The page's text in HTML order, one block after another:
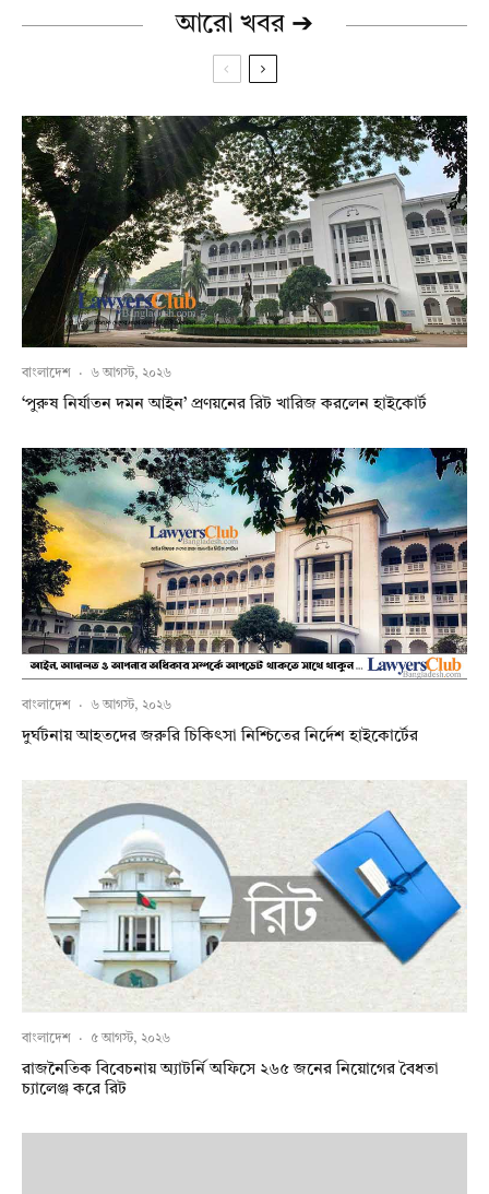
আরো খবর ➔
বাংলাদেশ · ৬ আগস্ট, ২০২৬
‘পুরুষ নির্যাতন দমন আইন’ প্রণয়নের রিট খারিজ করলেন হাইকোর্ট
বাংলাদেশ · ৬ আগস্ট, ২০২৬
দুর্ঘটনায় আহতদের জরুরি চিকিৎসা নিশ্চিতের নির্দেশ হাইকোর্টের
বাংলাদেশ · ৫ আগস্ট, ২০২৬
রাজনৈতিক বিবেচনায় অ‍্যাটর্নি অফিসে ২৬৫ জনের নিয়োগের বৈধতা
চ্যালেঞ্জ করে রিট